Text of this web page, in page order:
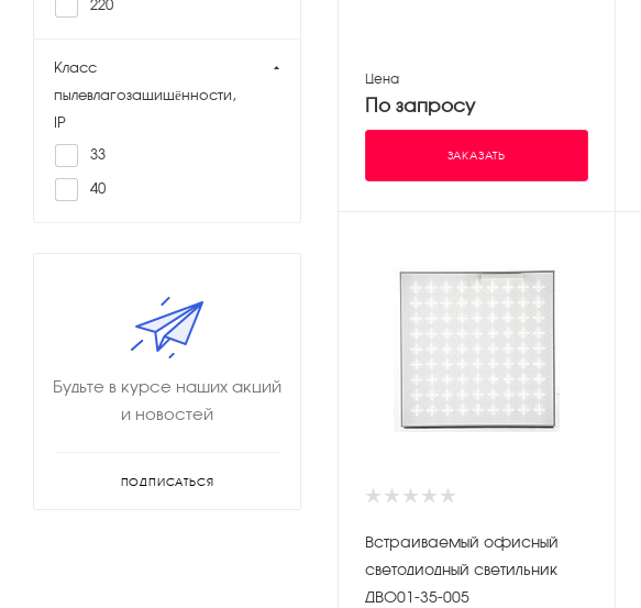
Цена
По запросу
ЗАКАЗАТЬ
Встраиваемый офисный
светодиодный светильник
ДВО01-35-005
220
Класс
пылевлагозащищённости,
IP
33
40
Будьте в курсе наших акций
и новостей
ПОДПИСАТЬСЯ